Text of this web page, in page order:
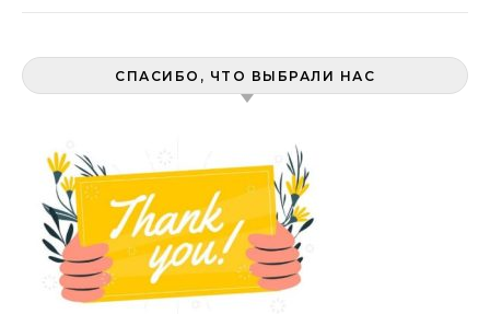
СПАСИБО, ЧТО ВЫБРАЛИ НАС